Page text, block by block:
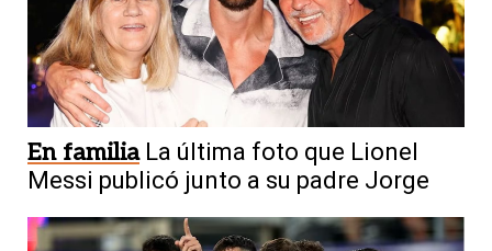
En familia La última foto que Lionel
Messi publicó junto a su padre Jorge